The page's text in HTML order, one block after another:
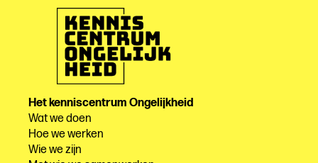
Het kenniscentrum Ongelijkheid
Wat we doen
Hoe we werken
Wie we zijn